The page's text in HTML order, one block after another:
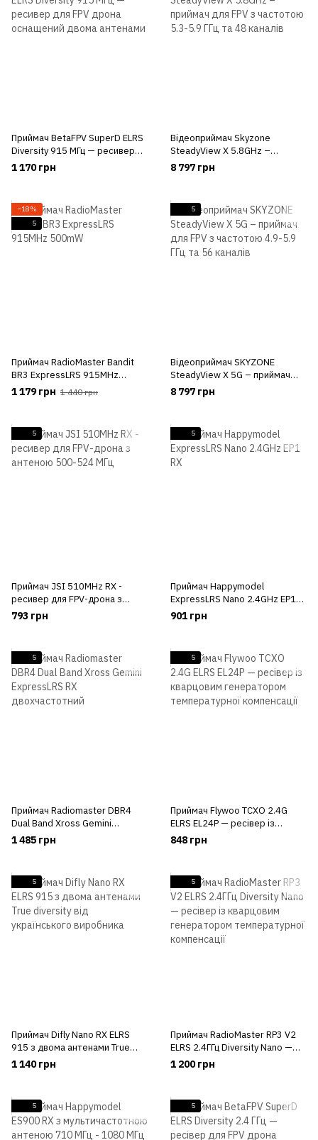
Приймач BetaFPV SuperD ELRS
Diversity 915 МГц — ресивер
для FPV дрона оснащений
двома антенами
1 170 грн
Відеоприймач Skyzone
SteadyView X 5.8GHz –
приймач для FPV з частотою
5.3-5.9 ГГц та 48 каналів
8 797 грн
−18%
5
Приймач RadioMaster Bandit
BR3 ExpressLRS 915MHz
500mW
1 179 грн 1 440 грн
5
Відеоприймач SKYZONE
SteadyView X 5G – приймач
для FPV з частотою 4.9-5.9 ГГц
та 56 каналів
8 797 грн
5
Приймач JSI 510MHz RX -
ресивер для FPV-дрона з
антеною 500-524 МГц
793 грн
5
Приймач Happymodel
ExpressLRS Nano 2.4GHz EP1
RX
901 грн
5
Приймач Radiomaster DBR4
Dual Band Xross Gemini
ExpressLRS RX двохчастотний
1 485 грн
5
Приймач Flywoo TCXO 2.4G
ELRS EL24P — ресівер із
кварцовим генератором
температурної компенсації
848 грн
5
Приймач Difly Nano RX ELRS
915 з двома антенами True
diversity від українського
виробника
1 140 грн
5
Приймач RadioMaster RP3 V2
ELRS 2.4ГГц Diversity Nano —
ресівер із кварцовим
генератором температурної
1 200 грн
5 5